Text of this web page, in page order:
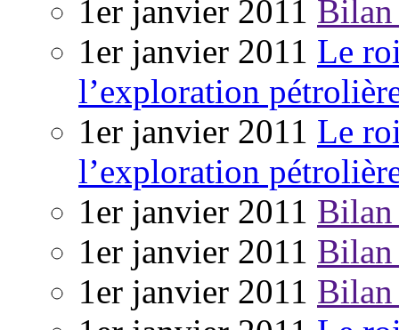
1er janvier 2011 Bilan
1er janvier 2011 Le
l’exploration
1er janvier 2011 Le
l’exploration
1er janvier 2011 Bilan
1er janvier 2011 Bilan
1er janvier 2011 Bilan